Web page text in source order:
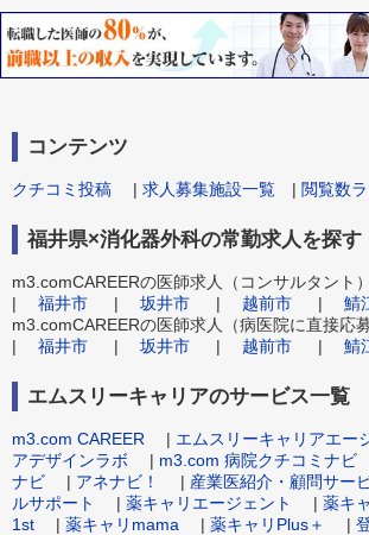
コンテンツ
クチコミ投稿 | 求人募集施設一覧 | 閲覧数
福井県×消化器外科の常勤求人を探す
m3.comCAREERの医師求人（コンサルタント
| 福井市 | 坂井市 | 越前市 | 鯖
m3.comCAREERの医師求人（病医院に直接応
| 福井市 | 坂井市 | 越前市 | 鯖
エムスリーキャリアのサービス一覧
m3.com CAREER | エムスリーキャリアエー
アデザインラボ | m3.com 病院クチコミナビ
ナビ | アネナビ！ | 産業医紹介・顧問サー
ルサポート
| 薬キャリエージェント | 薬キ
1st | 薬キャリmama | 薬キャリPlus＋ |